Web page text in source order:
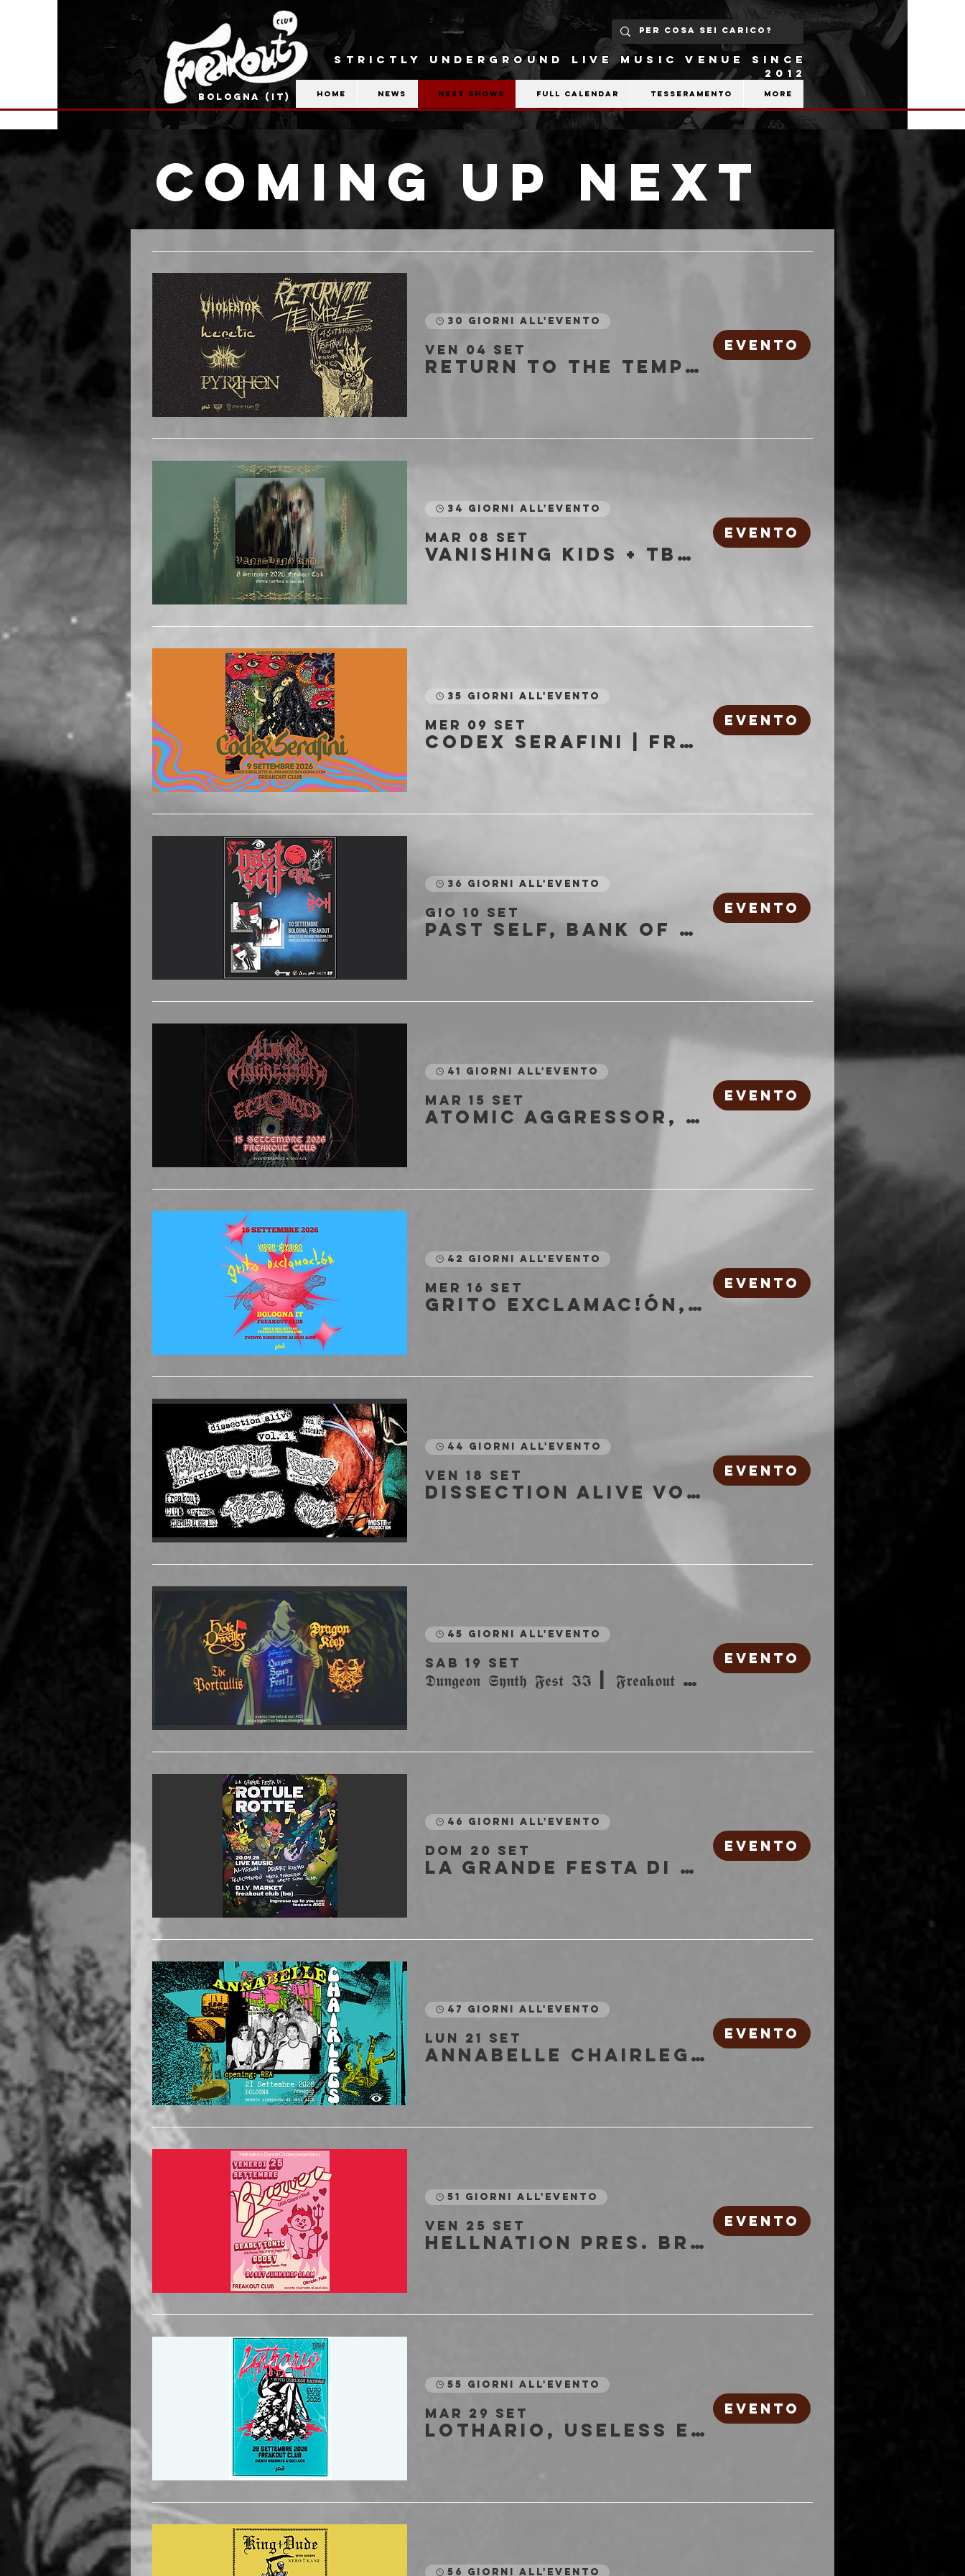
BOLOGNA (IT)
STRICTLY UNDERGROUND LIVE MUSIC VENUE SINCE
2012
Home News Next shows Full calendar Tesseramento More
Coming Up Next
30 giorni all'evento
ven 04 set
RETURN TO THE TEMPLE: Pyrrhon, Devoid Of Thought, Violentor, Heretic
EVENTO
34 giorni all'evento
mar 08 set
Vanishing Kids + tba | Freakout Club
EVENTO
35 giorni all'evento
mer 09 set
Codex Serafini | Freakout Club
EVENTO
36 giorni all'evento
gio 10 set
Past Self, Bank of Hopes | Freakout Club
EVENTO
41 giorni all'evento
mar 15 set
Atomic Aggressor, Ectovoid | Freakout Club
EVENTO
42 giorni all'evento
mer 16 set
Grito Exclamac!ón, Vision Division | Freakout Club
EVENTO
44 giorni all'evento
ven 18 set
Dissection Alive Vol.1 | Freakout Club
EVENTO
45 giorni all'evento
sab 19 set
𝕯𝖚𝖓𝖌𝖊𝖔𝖓 𝕾𝖞𝖓𝖙𝖍 𝕱𝖊𝖘𝖙 𝕴𝕴 | 𝕱𝖗𝖊𝖆𝖐𝖔𝖚𝖙 𝕮𝖑𝖚𝖇
EVENTO
46 giorni all'evento
dom 20 set
La grande festa di ROTULE ROTTE
EVENTO
47 giorni all'evento
lun 21 set
Annabelle Chairlegs, Rea | Freakout Club
EVENTO
51 giorni all'evento
ven 25 set
HELLNATION pres. Brower, Deadly Tonic, Goosy + djset Olimpia & Felix | Freakout Club
EVENTO
55 giorni all'evento
mar 29 set
Lothario, Useless Eaters | Freakout Club
EVENTO
56 giorni all'evento